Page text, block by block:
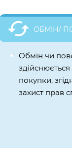
ОБМІН/
Обмін чи
здійснюється
покупки,
захист прав